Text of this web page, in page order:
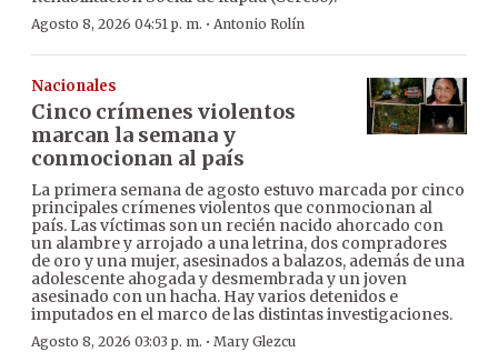
Agosto 8, 2026 04:51 p. m. · Antonio Rolín
Nacionales
Cinco crímenes violentos
marcan la semana y
conmocionan al país
La primera semana de agosto estuvo marcada por cinco
principales crímenes violentos que conmocionan al
país. Las víctimas son un recién nacido ahorcado con
un alambre y arrojado a una letrina, dos compradores
de oro y una mujer, asesinados a balazos, además de una
adolescente ahogada y desmembrada y un joven
asesinado con un hacha. Hay varios detenidos e
imputados en el marco de las distintas investigaciones.
Agosto 8, 2026 03:03 p. m. · Mary Glezcu